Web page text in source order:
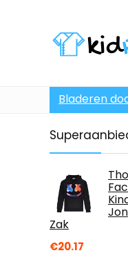
Bladeren
Zak
€20.17